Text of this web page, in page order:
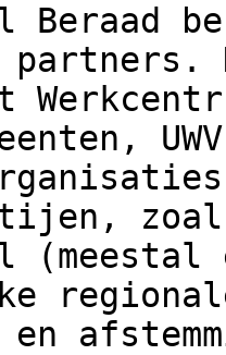
Beraad
zoals
(meestal
en